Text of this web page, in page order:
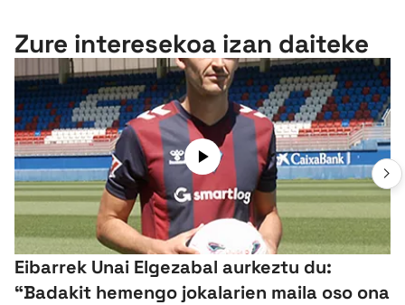
Zure interesekoa izan daiteke
Eibarrek Unai Elgezabal aurkeztu du:
“Badakit hemengo jokalarien maila oso ona